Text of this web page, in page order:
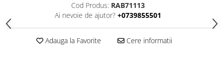
Intreruptoare
Cod Produs: RAB71113
Ai nevoie de ajutor? +0739855501
Adauga la Favorite Cere informatii